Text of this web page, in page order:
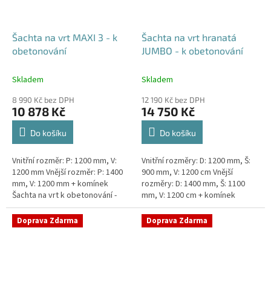
Šachta na vrt MAXI 3 - k
obetonování
Skladem
8 990 Kč bez DPH
10 878 Kč
Do košíku
Vnitřní rozměr: P: 1200 mm, V:
1200 mm Vnější rozměr: P: 1400
mm, V: 1200 mm + komínek
Šachta na vrt k obetonování -
vhodná pod parkovací stání,
komunikace nebo do míst...
Šachta na vrt hranatá
JUMBO - k obetonování
Skladem
12 190 Kč bez DPH
14 750 Kč
Do košíku
Vnitřní rozměry: D: 1200 mm, Š:
900 mm, V: 1200 cm Vnější
rozměry: D: 1400 mm, Š: 1100
mm, V: 1200 cm + komínek
Šachta na vrt k obetonování -
vhodná pod parkovací...
Doprava Zdarma Doprava Zdarma